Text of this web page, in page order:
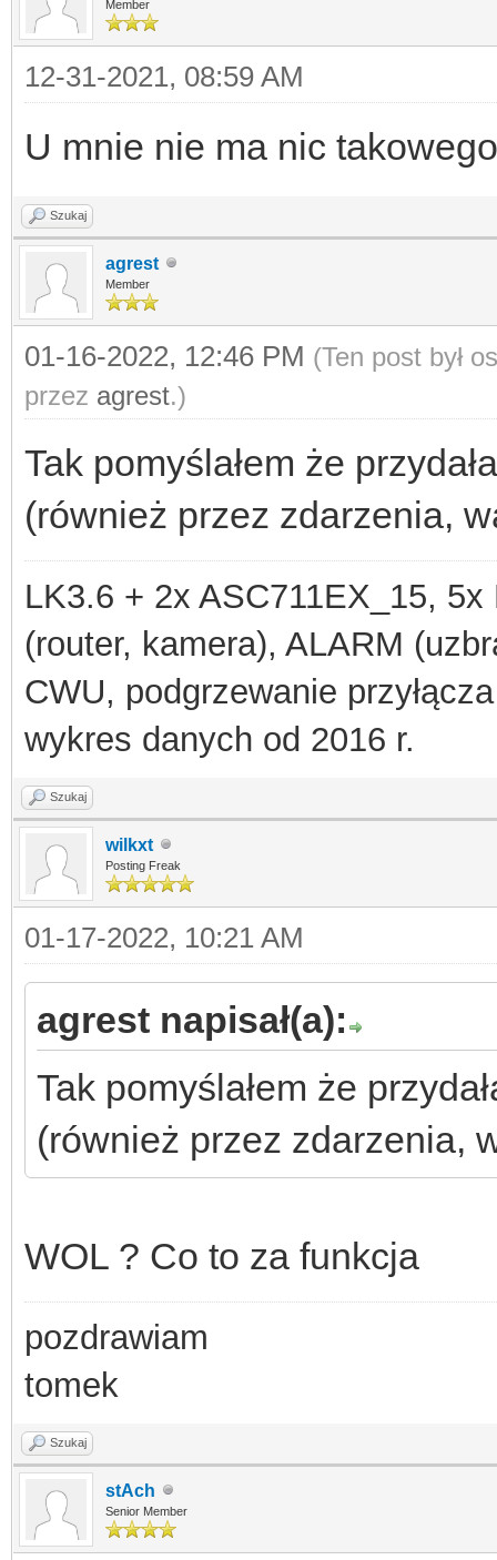
Member
12-31-2021, 08:59 AM
U mnie nie ma nic
Szukaj
agrest
Member
01-16-2022, 12:46 PM (Ten post był
przez agrest.)
Tak pomyślałem że
(również przez zdarzenia,
LK3.6 + 2x ASC711EX_15,
(router, kamera), ALARM
CWU, podgrzewanie
wykres danych od 2016 r.
Szukaj
wilkxt
Posting Freak
01-17-2022, 10:21 AM
agrest napisał(a):
Tak pomyślałem że
(również przez zdarzenia,
WOL ? Co to za funkcja
pozdrawiam
tomek
Szukaj
stAch
Senior Member